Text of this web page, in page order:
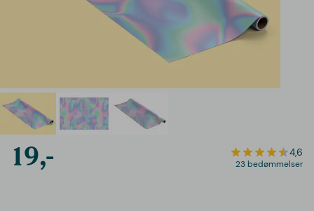
19,- 4,6
23 bedømmelser